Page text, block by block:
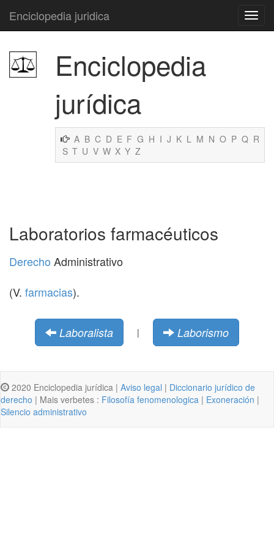
Enciclopedia juridica
Enciclopedia
jurídica
A B C D E F G H I J K L M N O P Q R
S T U V W X Y Z
Laboratorios farmacéuticos
Derecho Administrativo
(V. farmacias).
Laboralista | Laborismo
2020 Enciclopedia jurídica | Aviso legal | Diccionario jurídico de
derecho | Mais verbetes : Filosofía fenomenologica | Exoneración |
Silencio administrativo